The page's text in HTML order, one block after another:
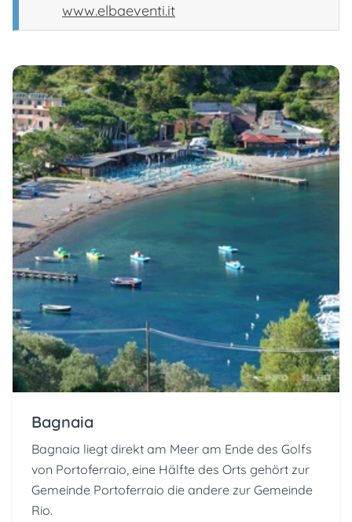
www.elbaeventi.it
Bagnaia
Bagnaia liegt direkt am Meer am Ende des Golfs
von Portoferraio, eine Hälfte des Orts gehört zur
Gemeinde Portoferraio die andere zur Gemeinde
Rio.